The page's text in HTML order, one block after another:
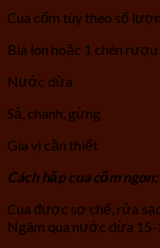
Cua cốm tùy theo số
Bia lon hoặc 1 chén rượu
Nước dừa
Sả, chanh, gừng
Gia vị cần thiết
Cách hấp cua cốm ngon:
Cua được sơ chế, rửa
Ngâm qua nước dừa